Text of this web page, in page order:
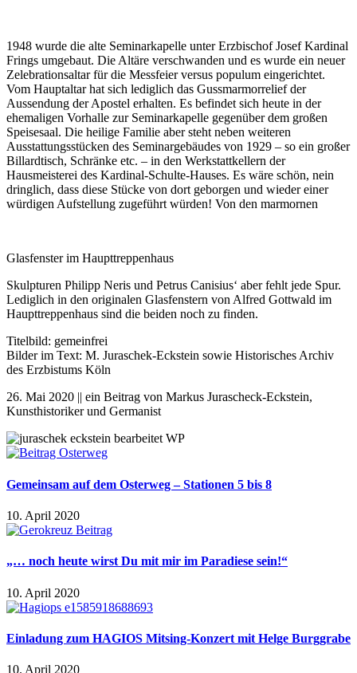
1948 wurde die alte Seminarkapelle unter Erzbischof Josef Kardinal
Frings umgebaut. Die Altäre verschwanden und es wurde ein neuer
Zelebrationsaltar für die Messfeier versus populum eingerichtet.
Vom Hauptaltar hat sich lediglich das Gussmarmorrelief der
Aussendung der Apostel erhalten. Es befindet sich heute in der
ehemaligen Vorhalle zur Seminarkapelle gegenüber dem großen
Speisesaal. Die heilige Familie aber steht neben weiteren
Ausstattungsstücken des Seminargebäudes von 1929 – so ein großer
Billardtisch, Schränke etc. – in den Werkstattkellern der
Hausmeisterei des Kardinal-Schulte-Hauses. Es wäre schön, nein
dringlich, dass diese Stücke von dort geborgen und wieder einer
würdigen Aufstellung zugeführt würden! Von den marmornen
Glasfenster im Haupttreppenhaus
Skulpturen Philipp Neris und Petrus Canisius‘ aber fehlt jede Spur.
Lediglich in den originalen Glasfenstern von Alfred Gottwald im
Haupttreppenhaus sind die beiden noch zu finden.
Titelbild: gemeinfrei
Bilder im Text: M. Juraschek-Eckstein sowie Historisches Archiv
des Erzbistums Köln
26. Mai 2020 || ein Beitrag von Markus Jurascheck-Eckstein,
Kunsthistoriker und Germanist
Gemeinsam auf dem Osterweg – Stationen 5 bis 8
10. April 2020
„… noch heute wirst Du mit mir im Paradiese sein!“
10. April 2020
Einladung zum HAGIOS Mitsing-Konzert mit Helge Burggrabe
10. April 2020